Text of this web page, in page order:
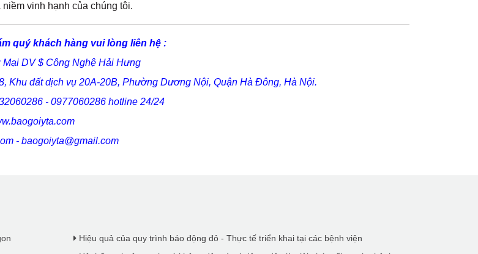
vinh hạnh của chúng tôi.
quý khách hàng vui lòng liên hệ :
DV $ Công Nghệ Hải Hưng
Khu đất dịch vụ 20A-20B, Phường Dương Nội, Quận Hà Đông, Hà Nội.
- 0977060286 hotline 24/24
- baogoiyta@gmail.com
Hiệu quả của quy trình báo động đỏ - Thực tế triển khai tại các bệnh viện